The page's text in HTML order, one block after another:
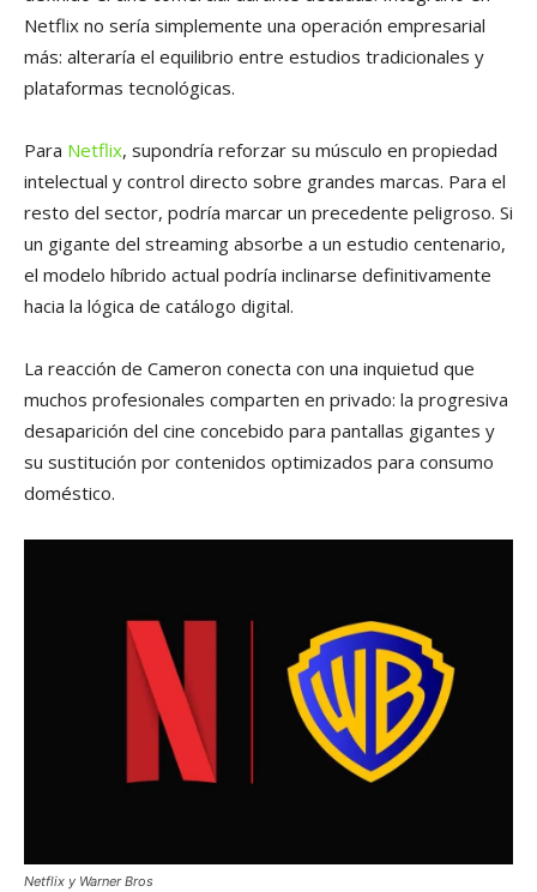
Netflix no sería simplemente una operación empresarial
más: alteraría el equilibrio entre estudios tradicionales y
plataformas tecnológicas.
Para Netflix, supondría reforzar su músculo en propiedad
intelectual y control directo sobre grandes marcas. Para el
resto del sector, podría marcar un precedente peligroso. Si
un gigante del streaming absorbe a un estudio centenario,
el modelo híbrido actual podría inclinarse definitivamente
hacia la lógica de catálogo digital.
La reacción de Cameron conecta con una inquietud que
muchos profesionales comparten en privado: la progresiva
desaparición del cine concebido para pantallas gigantes y
su sustitución por contenidos optimizados para consumo
doméstico.
Netflix y Warner Bros